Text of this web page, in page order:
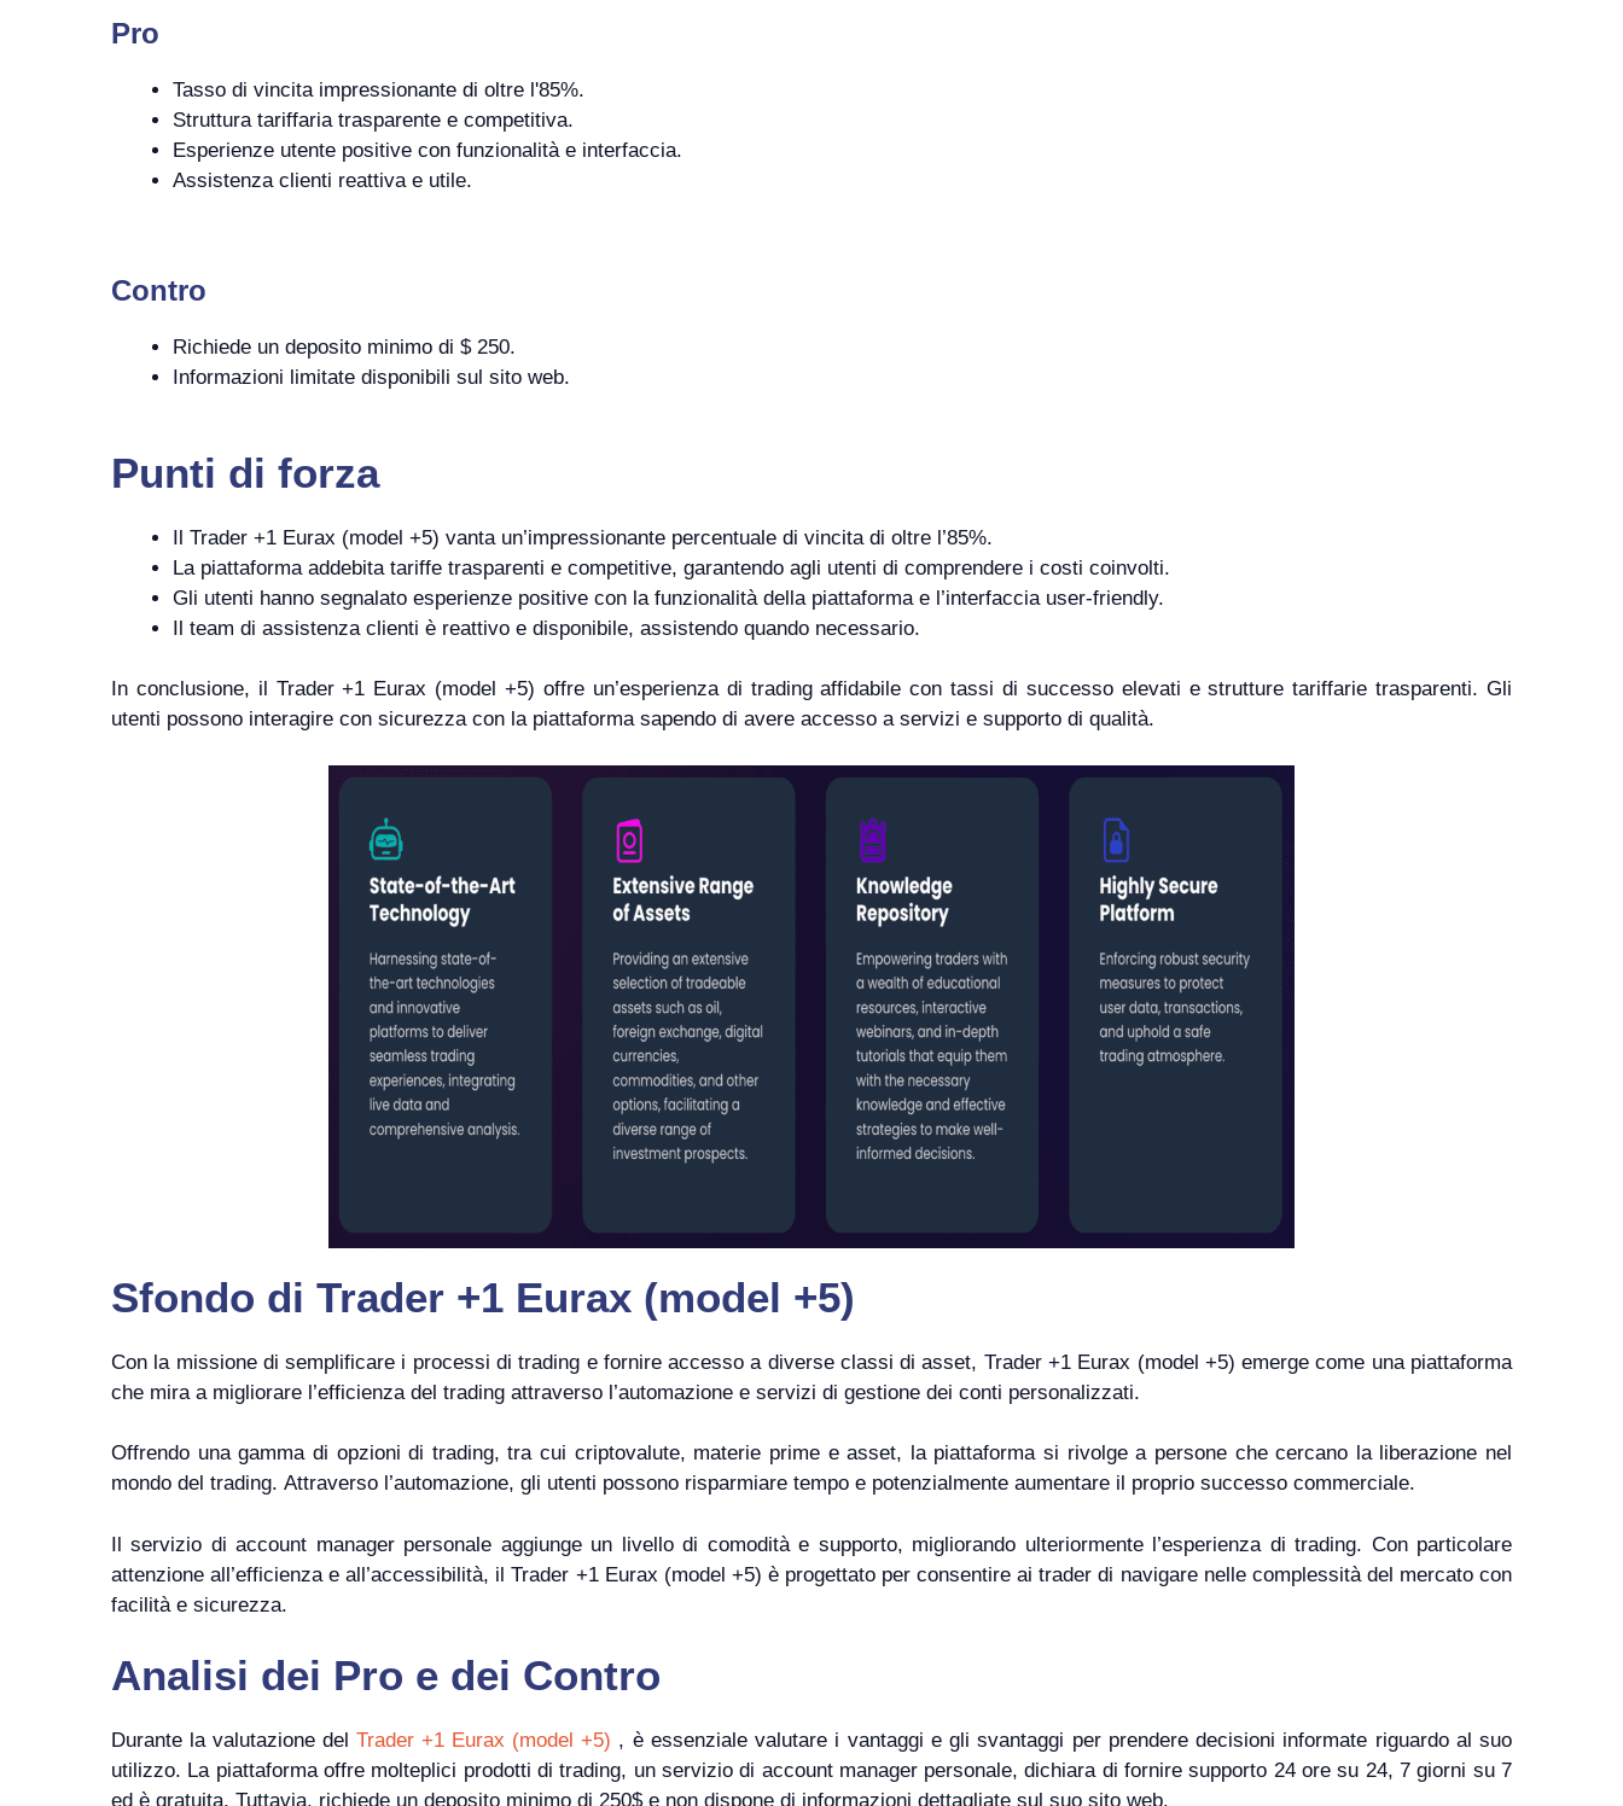
Pro
Tasso di vincita impressionante di oltre l'85%.
Struttura tariffaria trasparente e competitiva.
Esperienze utente positive con funzionalità e interfaccia.
Assistenza clienti reattiva e utile.
Contro
Richiede un deposito minimo di $ 250.
Informazioni limitate disponibili sul sito web.
Punti di forza
Il Trader +1 Eurax (model +5) vanta un’impressionante percentuale di vincita di oltre l’85%.
La piattaforma addebita tariffe trasparenti e competitive, garantendo agli utenti di comprendere i costi coinvolti.
Gli utenti hanno segnalato esperienze positive con la funzionalità della piattaforma e l’interfaccia user-friendly.
Il team di assistenza clienti è reattivo e disponibile, assistendo quando necessario.
In conclusione, il Trader +1 Eurax (model +5) offre un’esperienza di trading affidabile con tassi di successo elevati e strutture tariffarie trasparenti. Gli
utenti possono interagire con sicurezza con la piattaforma sapendo di avere accesso a servizi e supporto di qualità.
Sfondo di Trader +1 Eurax (model +5)
Con la missione di semplificare i processi di trading e fornire accesso a diverse classi di asset, Trader +1 Eurax (model +5) emerge come una piattaforma
che mira a migliorare l’efficienza del trading attraverso l’automazione e servizi di gestione dei conti personalizzati.
Offrendo una gamma di opzioni di trading, tra cui criptovalute, materie prime e asset, la piattaforma si rivolge a persone che cercano la liberazione nel
mondo del trading. Attraverso l’automazione, gli utenti possono risparmiare tempo e potenzialmente aumentare il proprio successo commerciale.
Il servizio di account manager personale aggiunge un livello di comodità e supporto, migliorando ulteriormente l’esperienza di trading. Con particolare
attenzione all’efficienza e all’accessibilità, il Trader +1 Eurax (model +5) è progettato per consentire ai trader di navigare nelle complessità del mercato con
facilità e sicurezza.
Analisi dei Pro e dei Contro
Durante la valutazione del Trader +1 Eurax (model +5) , è essenziale valutare i vantaggi e gli svantaggi per prendere decisioni informate riguardo al suo
utilizzo. La piattaforma offre molteplici prodotti di trading, un servizio di account manager personale, dichiara di fornire supporto 24 ore su 24, 7 giorni su 7
ed è gratuita. Tuttavia, richiede un deposito minimo di 250$ e non dispone di informazioni dettagliate sul suo sito web.